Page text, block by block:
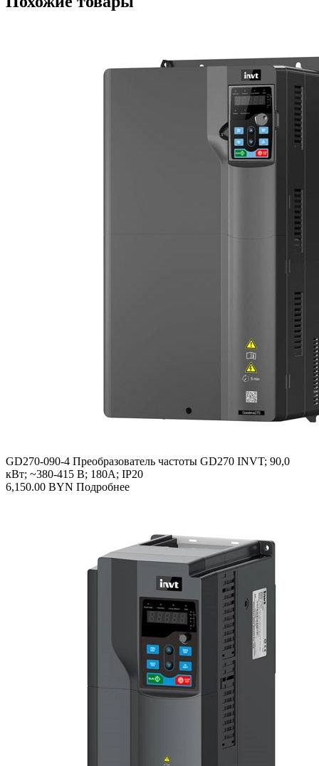
GD270-090-4 Преобразователь частоты GD270 INVT; 90,0
кВт; ~380-415 В; 180А; IP20
6,150.00 BYN Подробнее